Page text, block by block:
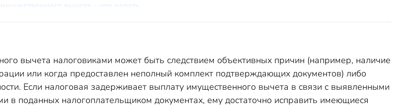
вычета – что делать
вычета налоговиками может быть следствием объективных причин (например, наличие
или когда предоставлен неполный комплект подтверждающих документов) либо
Если налоговая задерживает выплату имущественного вычета в связи с выявленными
в поданных налогоплательщиком документах, ему достаточно исправить имеющиеся